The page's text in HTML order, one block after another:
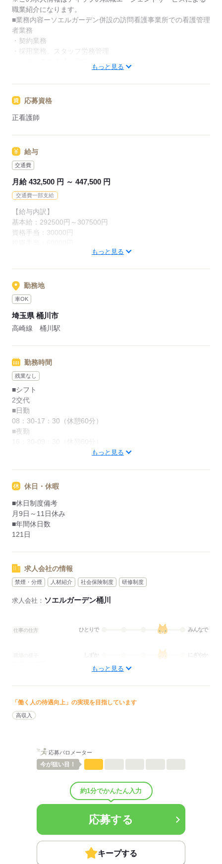
履歴書作成のアドバイスや面接日の調整だけでなく、
お給料、お休み、入職時期の交渉もサポートします。
【もちろん無料】
費用は一切かかりません。
職業紹介になります。
■業務内容ーソエルガーデン併設の訪問看護事業所での看護管理
者業務
・契約業務
・採用業務、スタッフ労務管理
・訪問ルート表の作成・管理
・各種帳票の管理
・保険請求に係る業務
・会議、研修、ミーティング等の管理
・地域連携、営業活動、行政対応
・必要時の訪問看護業務
2026年4月オープン！新しい組織を0から作り上げるやりがいの
ある環境です。
年間休日が121日あり、夜勤の明け休みなどを利用してメリハ
リのある勤務が可能です！
応募する
もっと見る
応募資格
正看護師
給与
交通費
月給 432,500 円 ～ 447,500 円
交通費一部支給
【給与内訳】
基本給：292500円～307500円
資格手当：30000円
もっと見る
勤務地
車OK
埼玉県 桶川市
高崎線 桶川駅
勤務時間
残業なし
■シフト
2交代
■日勤
08：30-17：30（休憩60分）
■夜勤
応募する
もっと見る
休日・休暇
■休日制度備考
月9日～11日休み
■年間休日数
121日
求人会社の情報
禁煙・分煙 人材紹介 社会保険制度 研修制度
求人会社： ソエルガーデン桶川
仕事の仕方 ひとりで みんなで
にぎやか
■賞与備考：規定による
■退職金制度：有（勤続3年以上）
■退職金制度備考：
インフルエンザ予防接種補助金支給
無料歯科健診
従業員持株会
銀行協定による住宅ローン金利優遇
再雇用制度あり
応募する
もっと見る
「働く人の待遇向上」の実現を目指しています
高収入
応募バロメーター
今が狙い目！
約1分でかんたん入力
応募する
キープする